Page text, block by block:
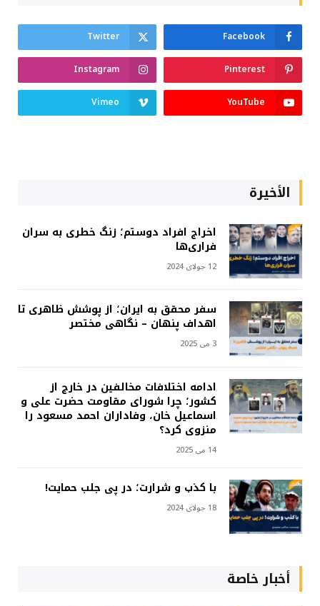
Facebook
Twitter
Pinterest
Instagram
YouTube
Vimeo
الأخيرة
اخراج افراد دوستم؛ زنگ خطری به سران
فراری‌ها
12 جولای 2024
سفر محقق به ایران؛ از پوشش ظاهری تا
اهداف پنهان – نگاهی مختصر
3 می 2025
ادامه اختلافات مخالفین در خارج از
کشور؛ چرا شورای مقاومت حضرت علی و
اسماعیل خان، وفاداران احمد مسعود را
منزوی کرد؟
14 می 2025
با کذب و شرارت؛ در پی جلب حمایت!
18 جولای 2024
أخبار خاصة